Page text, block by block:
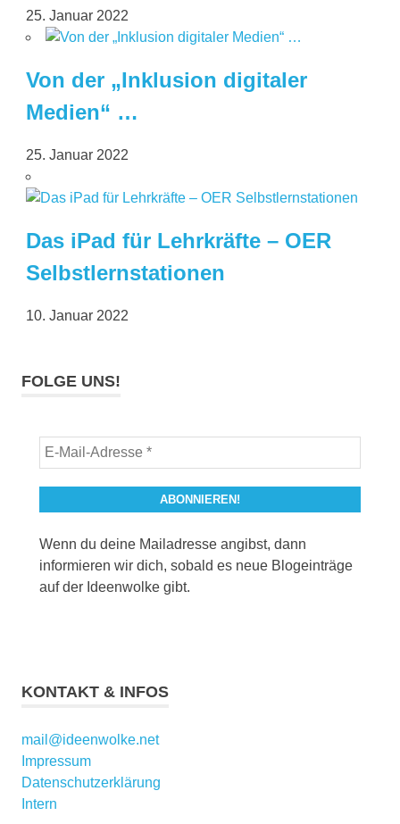
25. Januar 2022
Von der „Inklusion digitaler
Medien“ …
25. Januar 2022
Das iPad für Lehrkräfte – OER
Selbstlernstationen
10. Januar 2022
FOLGE UNS!
Wenn du deine Mailadresse angibst, dann
informieren wir dich, sobald es neue Blogeinträge
auf der Ideenwolke gibt.
KONTAKT & INFOS
mail@ideenwolke.net
Impressum
Datenschutzerklärung
Intern